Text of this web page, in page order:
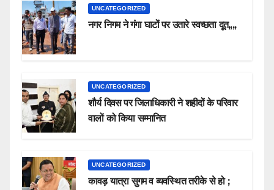
UNCATEGORIZED
नगर निगम ने गंगा घाटों पर उतारे स्वच्छता दूत,,,,
UNCATEGORIZED
शौर्य दिवस पर जिलाधिकारी ने शहीदों के परिवार
वालों को किया सम्मानित
UNCATEGORIZED
कावड़ यात्रा सुगम व व्यवस्थित तरीके से हो ;